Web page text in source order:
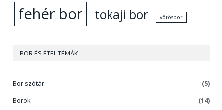
fehér bor tokaji bor vörösbor
BOR ÉS ÉTEL TÉMÁK
Bor szótár
(5)
Borok
(14)